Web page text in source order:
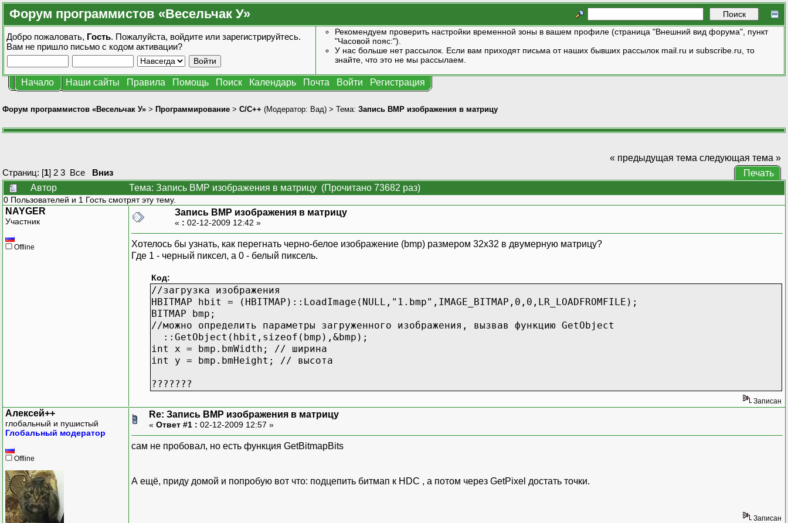
Форум программистов «Весельчак У»
Добро пожаловать, Гость. Пожалуйста, войдите или зарегистрируйтесь.
Вам не пришло письмо с кодом активации?
Рекомендуем проверить настройки временной зоны в вашем профиле (страница "Внешний вид форума", пункт
"Часовой пояс:").
У нас больше нет рассылок. Если вам приходят письма от наших бывших рассылок mail.ru и subscribe.ru, то
знайте, что это не мы рассылаем.
Начало Наши сайты Правила Помощь Поиск Календарь Почта Войти Регистрация
Форум программистов «Весельчак У» > Программирование > C/C++ (Модератор: Вад) > Тема: Запись BMP изображения в матрицу
Страниц: [1] 2 3 Все Вниз
« предыдущая тема следующая тема »
Печать
Автор
Тема: Запись BMP изображения в матрицу (Прочитано 73682 раз)
0 Пользователей и 1 Гость смотрят эту тему.
NAYGER
Участник
Offline
Запись BMP изображения в матрицу
« : 02-12-2009 12:42 »
Хотелось бы узнать, как перегнать черно-белое изображение (bmp) размером 32х32 в двумерную матрицу?
Где 1 - черный пиксел, а 0 - белый пиксель.
Код:
//загрузка изображения
HBITMAP hbit = (HBITMAP)::LoadImage(NULL,"1.bmp",IMAGE_BITMAP,0,0,LR_LOADFROMFILE);
BITMAP bmp;
//можно определить параметры загруженного изображения, вызвав функцию GetObject
::GetObject(hbit,sizeof(bmp),&bmp);
int x = bmp.bmWidth; // ширина
int y = bmp.bmHeight; // высота
???????
Записан
Алексей++
глобальный и пушистый
Глобальный модератор
Offline
Re: Запись BMP изображения в матрицу
« Ответ #1 : 02-12-2009 12:57 »
сам не пробовал, но есть функция GetBitmapBits
А ещё, приду домой и попробую вот что: подцепить битмап к HDC , а потом через GetPixel достать точки.
Записан